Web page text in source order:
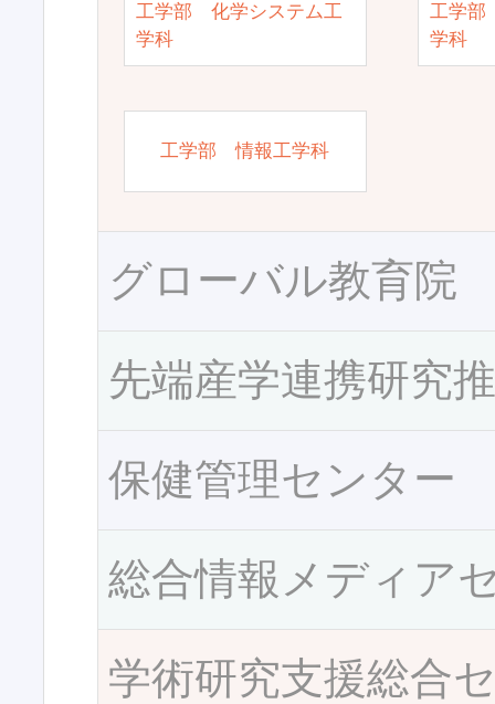
工学部 化学システム工
学科
工学部
学科
工学部 情報工学科
グローバル教育院
先端産学連携研究
保健管理センター
総合情報メディア
学術研究支援総合